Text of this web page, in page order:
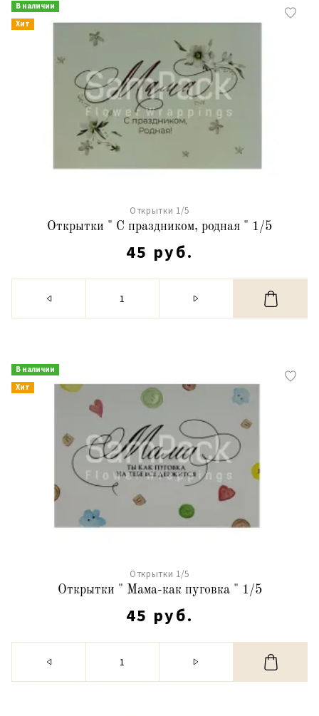
В наличии
Хит
Открытки 1/5
Открытки " С праздником, родная " 1/5
45 руб.
В наличии
Хит
Открытки 1/5
Открытки " Мама-как пуговка " 1/5
45 руб.